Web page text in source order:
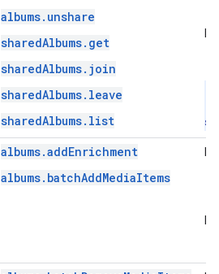
albums.unshare
sharedAlbums.get
sharedAlbums.join
sharedAlbums.leave
sharedAlbums.list
albums.addEnrichment
albums.batchAddMediaItems